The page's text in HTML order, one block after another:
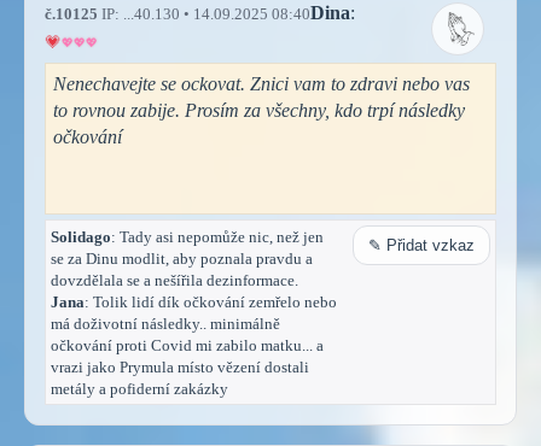
č.10125 IP: ...40.130 • 14.09.2025 08:40Dina:
Nenechavejte se ockovat. Znici vam to zdravi nebo vas
to rovnou zabije. Prosím za všechny, kdo trpí následky
očkování
Solidago: Tady asi nepomůže nic, než jen
se za Dinu modlit, aby poznala pravdu a
dovzdělala se a nešířila dezinformace.
Jana: Tolik lidí dík očkování zemřelo nebo
má doživotní následky.. minimálně
očkování proti Covid mi zabilo matku... a
vrazi jako Prymula místo vězení dostali
metály a pofiderní zakázky
✎ Přidat vzkaz